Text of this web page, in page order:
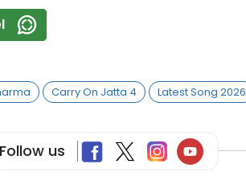
Carry On Jatta 4 Latest Song 2026
Follow us